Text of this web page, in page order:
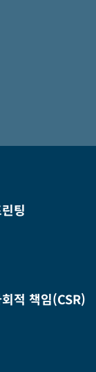
팅
적 책임(CSR)